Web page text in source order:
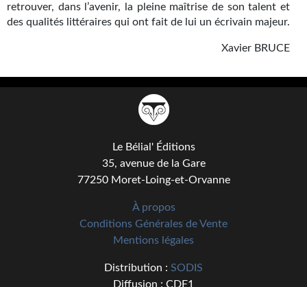
FORUMS
Nous contacter
Support technique
retrouver, dans l’avenir, la pleine maîtrise de son talent et
des qualités littéraires qui ont fait de lui un écrivain majeur.
Xavier BRUCE
Le Bélial' Éditions
35, avenue de la Gare
77250 Moret-Loing-et-Orvanne
À propos
Conditions Générales de Vente
Mentions légales
Distribution : SODIS
Diffusion : CDE1